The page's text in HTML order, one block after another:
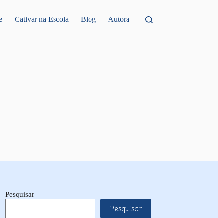
Cativar na Escola Blog Autora
Pesquisar
Pesquisar